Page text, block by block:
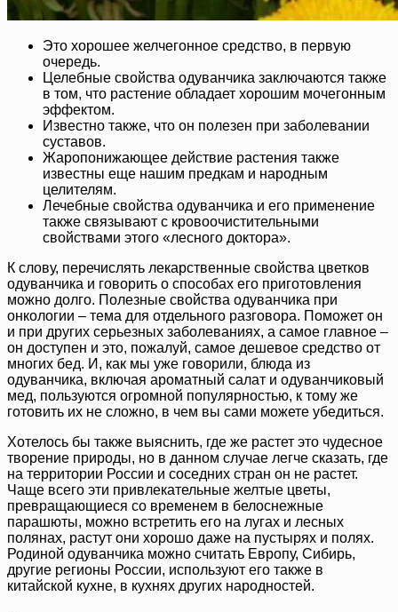
Это хорошее желчегонное средство, в первую
очередь.
Целебные свойства одуванчика заключаются также
в том, что растение обладает хорошим мочегонным
эффектом.
Известно также, что он полезен при заболевании
суставов.
Жаропонижающее действие растения также
известны еще нашим предкам и народным
целителям.
Лечебные свойства одуванчика и его применение
также связывают с кровоочистительными
свойствами этого «лесного доктора».
К слову, перечислять лекарственные свойства цветков
одуванчика и говорить о способах его приготовления
можно долго. Полезные свойства одуванчика при
онкологии – тема для отдельного разговора. Поможет он
и при других серьезных заболеваниях, а самое главное –
он доступен и это, пожалуй, самое дешевое средство от
многих бед. И, как мы уже говорили, блюда из
одуванчика, включая ароматный салат и одуванчиковый
мед, пользуются огромной популярностью, к тому же
готовить их не сложно, в чем вы сами можете убедиться.
Хотелось бы также выяснить, где же растет это чудесное
творение природы, но в данном случае легче сказать, где
на территории России и соседних стран он не растет.
Чаще всего эти привлекательные желтые цветы,
превращающиеся со временем в белоснежные
парашюты, можно встретить его на лугах и лесных
полянах, растут они хорошо даже на пустырях и полях.
Родиной одуванчика можно считать Европу, Сибирь,
другие регионы России, используют его также в
китайской кухне, в кухнях других народностей.